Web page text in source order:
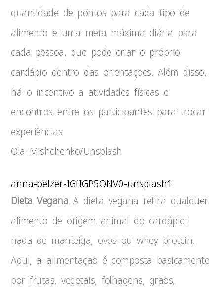
quantidade de pontos para cada tipo de
alimento e uma meta máxima diária para
cada pessoa, que pode criar o próprio
cardápio dentro das orientações. Além disso,
há o incentivo a atividades físicas e
encontros entre os participantes para trocar
experiências
Ola Mishchenko/Unsplash
anna-pelzer-IGfIGP5ONV0-unsplash1
Dieta Vegana A dieta vegana retira qualquer
alimento de origem animal do cardápio:
nada de manteiga, ovos ou whey protein.
Aqui, a alimentação é composta basicamente
por frutas, vegetais, folhagens, grãos,